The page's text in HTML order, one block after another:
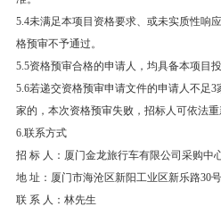
5.4未满足本项目资格要求、或未实质性响
格预审不予通过。
5.5资格预审合格的申请人，均具备本项目投
5.6若递交资格预审申请文件的申请人不足
家的，本次资格预审失败，招标人可依法重
6.联系方式
招 标 人：厦门金龙旅行车有限公司采购中
地 址：厦门市海沧区新阳工业区新乐路30号
联 系 人：林先生